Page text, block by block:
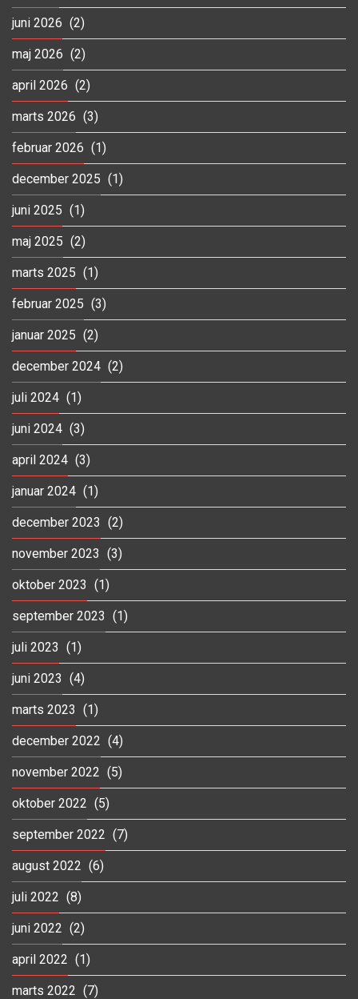
juni 2026 (2)
maj 2026 (2)
april 2026 (2)
marts 2026 (3)
februar 2026 (1)
december 2025 (1)
juni 2025 (1)
maj 2025 (2)
marts 2025 (1)
februar 2025 (3)
januar 2025 (2)
december 2024 (2)
juli 2024 (1)
juni 2024 (3)
april 2024 (3)
januar 2024 (1)
december 2023 (2)
november 2023 (3)
oktober 2023 (1)
september 2023 (1)
juli 2023 (1)
juni 2023 (4)
marts 2023 (1)
december 2022 (4)
november 2022 (5)
oktober 2022 (5)
september 2022 (7)
august 2022 (6)
juli 2022 (8)
juni 2022 (2)
april 2022 (1)
marts 2022 (7)